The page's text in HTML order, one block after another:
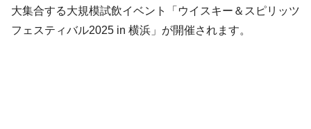
大集合する大規模試飲イベント「ウイスキー＆スピリッツ
フェスティバル2025 in 横浜」が開催されます。